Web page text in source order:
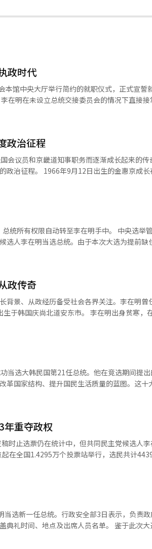
政时代
馆中央大厅举行简约的就职仪式，正式宣誓
、就职致辞及退场等核心程序。 行政安全部表
在明在就职致辞中首先表示，今
并服务全体国民的“全民总统”。他强调，将
因政治对立而遭滥用的安保与和平，因冷漠
性转型的十字路
机叠加。他援引“六月玫瑰”的意象称：“就
国家财政为引水工程，推动经济重回良性循
统合政府、以务实为原则的实用政府。” 在政治层
会的分裂政治，推动国家走向稳定与可持续发
主义崩溃的真相，依法追责并建立再发防止机制
为“实用市场主义政府”，提出将从“管控型政
。他表示，将在坚实的韩美同盟基础上，进一
对
与支持，并以应对气候危机为目标，加快向
设安全、和平的
等重大社会灾难的真相，确保国民生命财产
对话与合作实现朝鲜半岛的和平。他还强调
将建设真正由国民主导的国
未来的过去，去拯救明天的后代。”他表示
室开始
员会，便直接迈入执政轨道。
政治征程
会议员和京畿道知事职务而逐渐成长起来的传
京成长在首尔一个
据悉，金惠京与李在明的初次相遇是在1990年
初次见面的情景：“在五次相亲中的第三次遇
选的话，先和我离婚。”但最终并未阻止丈
南市向市民提供玩具租
发生意外时提供治疗费用的伤害保险制度，
运营。此事曝光后，她中断公开活动。在最近
亲之家”、木浦“世越号”船体，以及小鹿岛
策委员会相关人士表达谢意，并勉励党内领
排。
动转至李在明手中。 中央选举管理委员会4
选人李在明当选总统。由于本次大选为提前缺
随即宣布开启。 李总统在本届大选中以
政传奇
背景、从政经历备受社会各界关注。李在明曾
市。 李在明出身贫寒，在七兄妹中
韩国制造业蓬勃发展时期，该地区吸引了大
斥着有毒气体和安全隐患的工作环境中，他
次机械事故中造成左手永久性伤残。即便在如
顶尖学府中央大学法学院，创造了当时工人
权法”相
体维权案件。 执业期间，李在明积极投
领域屡次发声，成功代理多起具有重大社会影
和社会声誉。 2006年，李在明首度参选
功当选城南市市长，开启政治生涯新篇章。任
策”等一系列创新举措，虽引发部分争议，
。此外，在房地产领域主张加强市场监管、
和地方政府自主防疫措施，展现出果断的危
开激烈角逐。最终，他以0.73%的微弱差距惜
当选大韩民国第21任总统。他在竞选期间提
革国家结构、提升国民生活质量的蓝图。这十
繁荣、社会公平、绿色发展的“真·大韩民国”
网，树立截至2040年实现全国能源基础设施
过加入MSCI发达国家指数、打击操纵行为
大先进产业发展，涵盖AI、生物制药、文化
明提出
元。他承诺扩大国家文化预算，支持K-Pop、
和人文教育普及，以此建立真正的“文化强国”
为中心的实用外交取代意识形态外交，强调在
他致力通过实际行动推进朝核问题解决，并提
计划改善军人服役环境、强化人权保障，并
年重夺政权
时止选票仍在统计中，但共同民主党候选人
。根据中央选举管理委员会发布的统计数据
中，李在明均
得票率分别高达72.7%和69.8%，呈压倒性
选民性别来看，55.1%的女性选
的支持率，金文洙为39.4%。 出生于1964年
南市市长、京畿道知事、共同民主党党首等
选新一任总统。行政安全部3日表示，负责
及出席人员名单。 鉴于此次大选因前总统
在明于今日上午7时左右正式接掌国政，开启